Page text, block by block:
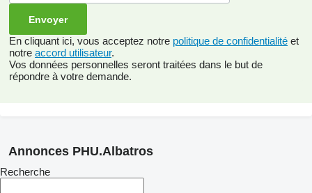
En cliquant ici, vous acceptez notre politique de confidentialité et
notre accord utilisateur.
Vos données personnelles seront traitées dans le but de
répondre à votre demande.
Annonces PHU.Albatros
Recherche